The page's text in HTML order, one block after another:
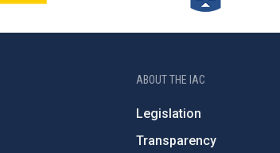
ABOUT THE IAC
Legislation
Transparency